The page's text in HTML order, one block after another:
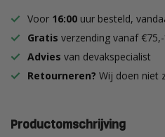
Voor 16:00 uur besteld,
Gratis verzending vanaf
Advies van devakspecialist
Retourneren? Wij doen niet
Productomschrijving